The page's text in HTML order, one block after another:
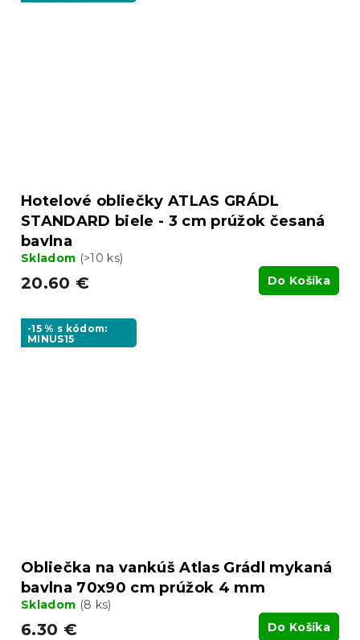
Hotelové obliečky ATLAS GRÁDL
STANDARD biele - 3 cm prúžok česaná
bavlna
Skladom (>10 ks)
20.60 € Do Košíka
-15 % s kódom:
MINUS15
Obliečka na vankúš Atlas Grádl mykaná
bavlna 70x90 cm prúžok 4 mm
Skladom (8 ks)
6.30 € Do Košíka